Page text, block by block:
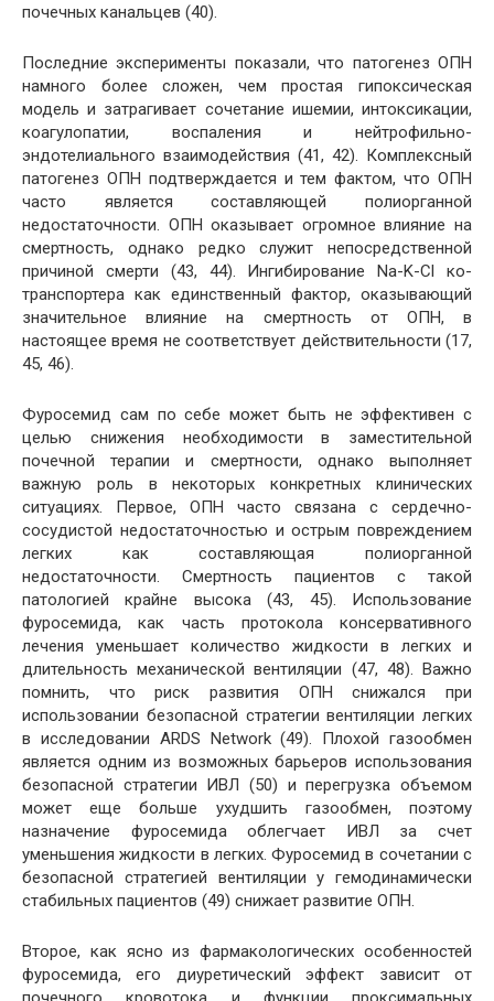
почечных канальцев (40).
Последние эксперименты показали, что патогенез ОПН
намного более сложен, чем простая гипоксическая
модель и затрагивает сочетание ишемии, интоксикации,
коагулопатии, воспаления и нейтрофильно-
эндотелиального взаимодействия (41, 42). Комплексный
патогенез ОПН подтверждается и тем фактом, что ОПН
часто является составляющей полиорганной
недостаточности. ОПН оказывает огромное влияние на
смертность, однако редко служит непосредственной
причиной смерти (43, 44). Ингибирование Na-K-Cl ко-
транспортера как единственный фактор, оказывающий
значительное влияние на смертность от ОПН, в
настоящее время не соответствует действительности (17,
45, 46).
Фуросемид сам по себе может быть не эффективен с
целью снижения необходимости в заместительной
почечной терапии и смертности, однако выполняет
важную роль в некоторых конкретных клинических
ситуациях. Первое, ОПН часто связана с сердечно-
сосудистой недостаточностью и острым повреждением
легких как составляющая полиорганной
недостаточности. Смертность пациентов с такой
патологией крайне высока (43, 45). Использование
фуросемида, как часть протокола консервативного
лечения уменьшает количество жидкости в легких и
длительность механической вентиляции (47, 48). Важно
помнить, что риск развития ОПН снижался при
использовании безопасной стратегии вентиляции легких
в исследовании ARDS Network (49). Плохой газообмен
является одним из возможных барьеров использования
безопасной стратегии ИВЛ (50) и перегрузка объемом
может еще больше ухудшить газообмен, поэтому
назначение фуросемида облегчает ИВЛ за счет
уменьшения жидкости в легких. Фуросемид в сочетании с
безопасной стратегией вентиляции у гемодинамически
стабильных пациентов (49) снижает развитие ОПН.
Второе, как ясно из фармакологических особенностей
фуросемида, его диуретический эффект зависит от